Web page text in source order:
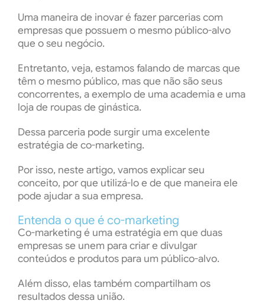
Uma maneira de inovar é fazer parcerias com
empresas que possuem o mesmo público-alvo
que o seu negócio.
Entretanto, veja, estamos falando de marcas que
têm o mesmo público, mas que não são seus
concorrentes, a exemplo de uma academia e uma
loja de roupas de ginástica.
Dessa parceria pode surgir uma excelente
estratégia de co-marketing.
Por isso, neste artigo, vamos explicar seu
conceito, por que utilizá-lo e de que maneira ele
pode ajudar a sua empresa.
Entenda o que é co-marketing
Co-marketing é uma estratégia em que duas
empresas se unem para criar e divulgar
conteúdos e produtos para um público-alvo.
Além disso, elas também compartilham os
resultados dessa união.